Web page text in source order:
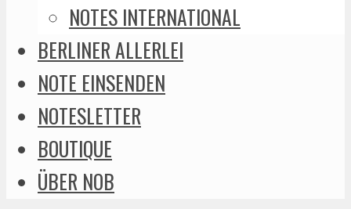
NOTES INTERNATIONAL
BERLINER ALLERLEI
NOTE EINSENDEN
NOTESLETTER
BOUTIQUE
ÜBER NOB